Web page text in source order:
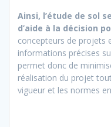
Ainsi, l’étude de sol
d’aide à la décision
concepteurs de projets
informations précises
permet donc de
réalisation du projet
vigueur et les normes